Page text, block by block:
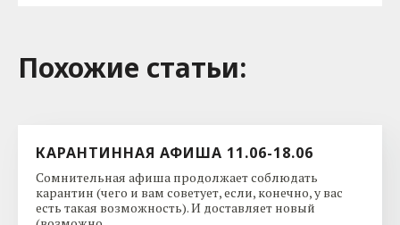
Похожие cтатьи:
КАРАНТИННАЯ АФИША 11.06-18.06
Сомнительная афиша продолжает соблюдать
карантин (чего и вам советует, если, конечно, у вас
есть такая возможность). И доставляет новый